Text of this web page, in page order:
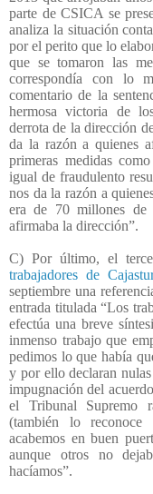
parte de CSICA se
analiza la situación
por el perito que lo
que se tomaron las
correspondía con lo
comentario de la
hermosa victoria de
derrota de la dirección
da la razón a quienes
primeras medidas
igual de fraudulento
nos da la razón a
era de 70 millones
afirmaba la dirección”.
C) Por último, el
trabajadores de
septiembre una
entrada titulada “Los
efectúa una breve
inmenso trabajo que
pedimos lo que había
y por ello declaran
impugnación del
el Tribunal Supremo
(también lo reconoce
acabemos en buen
aunque otros no
hacíamos”.